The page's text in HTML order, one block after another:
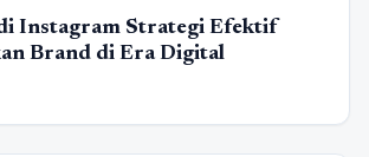
Instagram Strategi Efektif
Brand di Era Digital